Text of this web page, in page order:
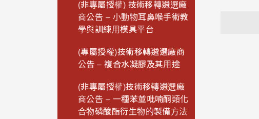
(非專屬授權) 技術移轉遴選廠
商公告 – 小動物耳鼻喉手術教
學與訓練用模具平台
(專屬授權)技術移轉遴選廠商
公告 – 複合水凝膠及其用途
(非專屬授權)技術移轉遴選廠
商公告 – 一種苯並吡喃酮類化
合物磷酸酯衍生物的製備方法